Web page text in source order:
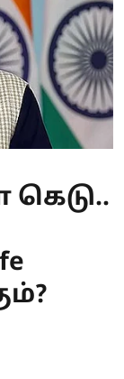
கெடு..